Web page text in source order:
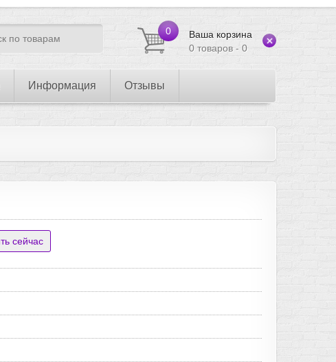
0
Ваша корзина
0 товаров - 0
Информация Отзывы